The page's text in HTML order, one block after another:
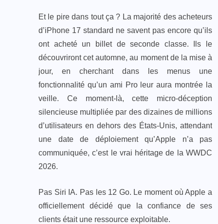
Et le pire dans tout ça ? La majorité des acheteurs
d’iPhone 17 standard ne savent pas encore qu’ils
ont acheté un billet de seconde classe. Ils le
découvriront cet automne, au moment de la mise à
jour, en cherchant dans les menus une
fonctionnalité qu’un ami Pro leur aura montrée la
veille. Ce moment-là, cette micro-déception
silencieuse multipliée par des dizaines de millions
d’utilisateurs en dehors des États-Unis, attendant
une date de déploiement qu’Apple n’a pas
communiquée, c’est le vrai héritage de la WWDC
2026.
Pas Siri IA. Pas les 12 Go. Le moment où Apple a
officiellement décidé que la confiance de ses
clients était une ressource exploitable.